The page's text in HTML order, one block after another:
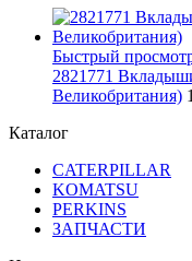
Быстрый
2821771
Великобритания)
Каталог
CATERPILLAR
KOMATSU
PERKINS
ЗАПЧАСТИ